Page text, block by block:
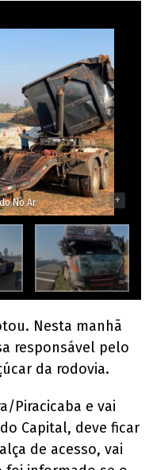
No Ar - +
Nesta manhã
responsável pelo
da rodovia.
Piracicaba e vai
Capital, deve ficar
de acesso, vai